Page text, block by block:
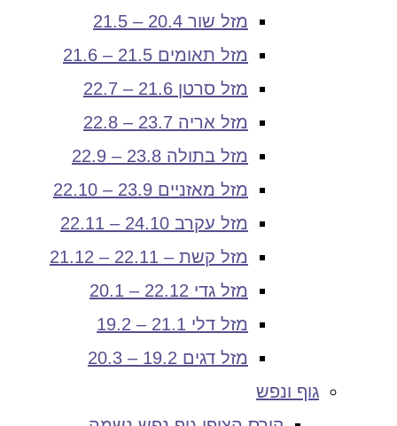
מזל שור 20.4 – 21.5
מזל תאומים 21.5 – 21.6
מזל סרטן 21.6 – 22.7
מזל אריה 23.7 – 22.8
מזל בתולה 23.8 – 22.9
מזל מאזניים 23.9 – 22.10
מזל עקרב 24.10 – 22.11
מזל קשת – 22.11 – 21.12
מזל גדי 22.12 – 20.1
מזל דלי 21.1 – 19.2
מזל דגים 19.2 – 20.3
גוף ונפש